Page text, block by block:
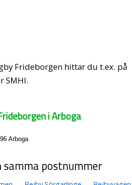
Frideborgen hittar du t.ex. på
SMHI.
i Arboga
Arboga
postnummer